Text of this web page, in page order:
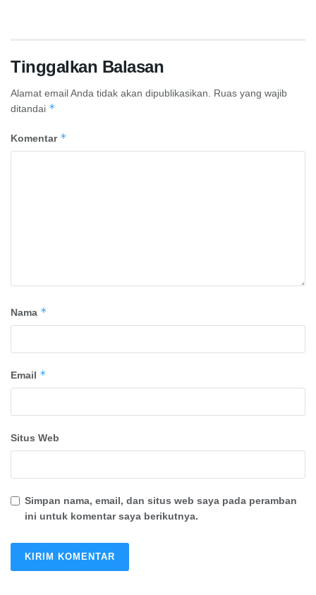
Tinggalkan Balasan
Alamat email Anda tidak akan dipublikasikan.
Ruas yang wajib
ditandai *
Komentar *
Nama *
Email *
Situs Web
Simpan nama, email, dan situs web saya pada peramban
ini untuk komentar saya berikutnya.